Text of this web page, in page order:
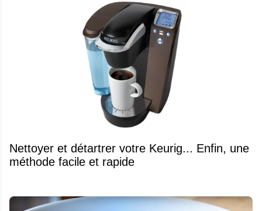
Nettoyer et détartrer votre Keurig... Enfin, une
méthode facile et rapide